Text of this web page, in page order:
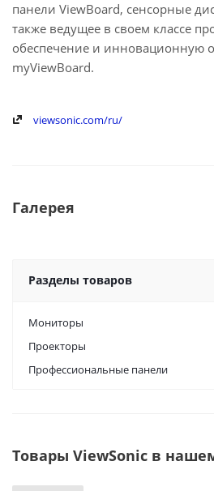
панели ViewBoard, сенсорные
также ведущее в своем классе
обеспечение и инновационную
myViewBoard.
viewsonic.com/ru/
Галерея
Разделы товаров
Мониторы
Проекторы
Профессиональные панели
Товары ViewSonic в